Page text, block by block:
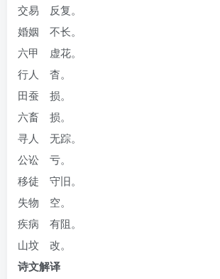
交易 反复。
婚姻 不长。
六甲 虚花。
行人 杳。
田蚕 损。
六畜 损。
寻人 无踪。
公讼 亏。
移徒 守旧。
失物 空。
疾病 有阻。
山坟 改。
诗文解译